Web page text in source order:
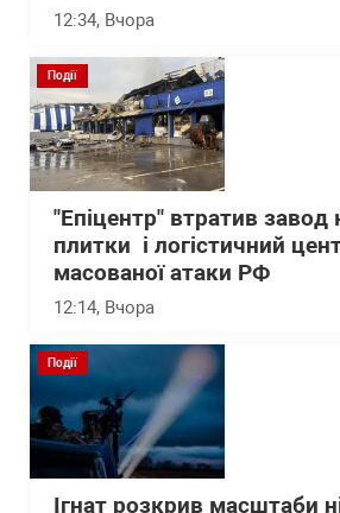
12:34, Вчора
Події
"Епіцентр" втратив завод
плитки і логістичний
масованої атаки РФ
12:14, Вчора
Події
Ігнат розкрив масштаби